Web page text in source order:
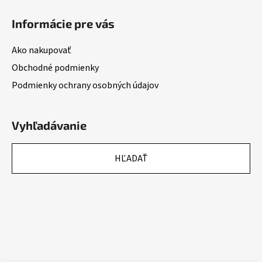
Informácie pre vás
Ako nakupovať
Obchodné podmienky
Podmienky ochrany osobných údajov
Vyhľadávanie
HĽADAŤ